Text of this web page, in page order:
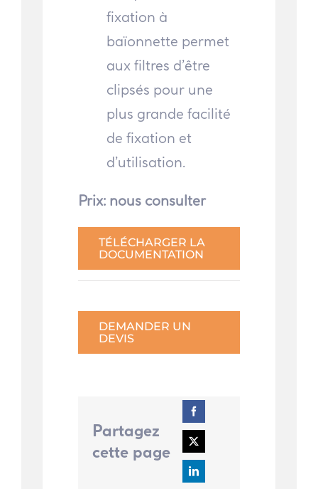
fixation à
baïonnette permet
aux filtres d’être
clipsés pour une
plus grande facilité
de fixation et
d’utilisation.
Prix: nous consulter
TÉLÉCHARGER LA
DOCUMENTATION
DEMANDER UN
DEVIS
Partagez
cette page